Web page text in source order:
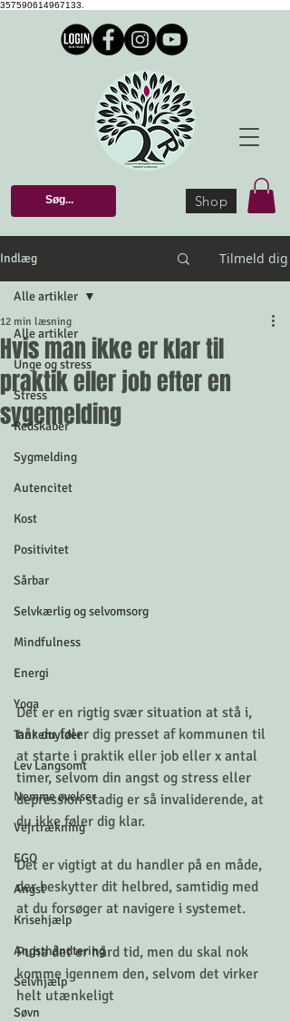
357590614967133.
Shop
Indlæg Tilmeld dig
Alle artikler
Unge og stress
Stress
Redskaber
Sygmelding
Autencitet
Kost
Positivitet
Sårbar
Selvkærlig og selvomsorg
Mindfulness
Energi
Yoga
Tankemylder
Lev Langsomt
Nemme øvelser
Vejrtrækning
EGO
Angst
Krisehjælp
Angsthåndtering
Selvhjælp
Søvn
Alle artikler
Hvis man ikke er klar til
praktik eller job efter en
sygemelding
12 min læsning
Det er en rigtig svær situation at stå i,
når du føler dig presset af kommunen til
at starte i praktik eller job eller x antal
timer, selvom din angst og stress eller
depression stadig er så invaliderende, at
du ikke føler dig klar.
Det er vigtigt at du handler på en måde,
der beskytter dit helbred, samtidig med
at du forsøger at navigere i systemet.
Puha det er hård tid, men du skal nok
komme igennem den, selvom det virker
helt utænkeligt